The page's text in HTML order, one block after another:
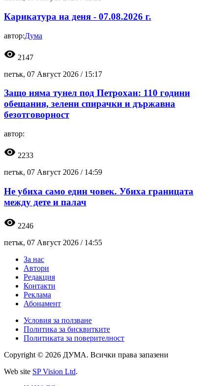
Карикатура на деня - 07.08.2026 г.
автор:Дума
visibility 2147
петък, 07 Август 2026 / 15:17
Защо няма тунел под Петрохан: 110 години
обещания, зелени спирачки и държавна
безотговорност
автор:
visibility 2233
петък, 07 Август 2026 / 14:59
Не убиха само един човек. Убиха границата
между дете и палач
visibility 2246
петък, 07 Август 2026 / 14:55
За нас
Автори
Редакция
Контакти
Реклама
Абонамент
Условия за ползване
Политика за бисквитките
Политиката за поверителност
Copyright © 2026 ДУМА. Всички права запазени
Web site SP Vision Ltd.